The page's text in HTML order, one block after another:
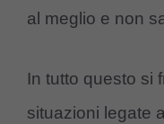
al meglio e non
In tutto questo si
situazioni legate